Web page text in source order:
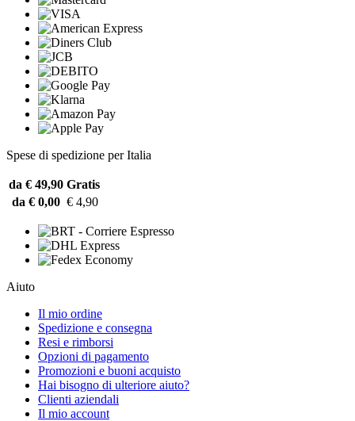
Spese di spedizione per Italia
da € 49,90 Gratis
da € 0,00 € 4,90
Aiuto
Il mio ordine
Spedizione e consegna
Resi e rimborsi
Opzioni di pagamento
Promozioni e buoni acquisto
Hai bisogno di ulteriore aiuto?
Clienti aziendali
Il mio account